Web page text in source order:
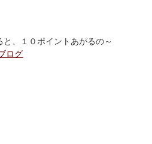
、１０ポイントあがるの～
ログ